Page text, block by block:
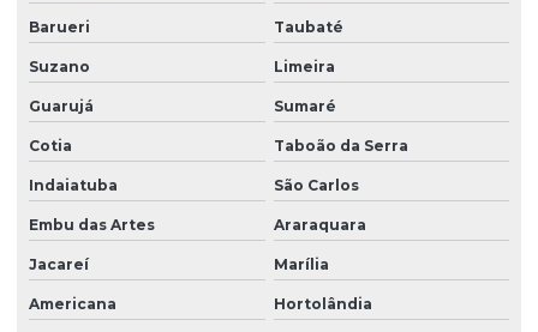
Barueri Taubaté
Suzano Limeira
Guarujá Sumaré
Cotia Taboão da Serra
Indaiatuba São Carlos
Embu das Artes Araraquara
Jacareí Marília
Americana Hortolândia